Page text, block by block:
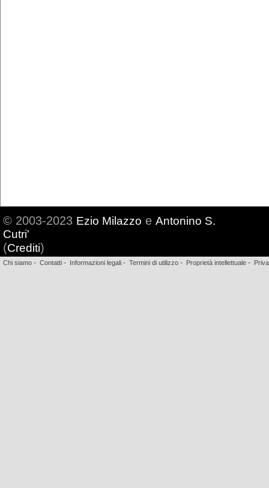
© 2003-2023 Ezio Milazzo e Antonino S.
Cutri'
(Crediti)
Chi siamo - Contatti - Informazioni legali - Termini di utilizzo - Proprietà intellettuale -